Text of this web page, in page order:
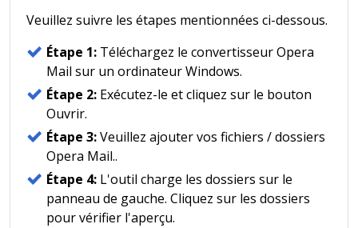
Veuillez suivre les étapes mentionnées ci-dessous.
Étape 1: Téléchargez le convertisseur Opera
Mail sur un ordinateur Windows.
Étape 2: Exécutez-le et cliquez sur le bouton
Ouvrir.
Étape 3:Veuillez ajouter vos fichiers / dossiers
Opera Mail..
Étape 4: L'outil charge les dossiers sur le
panneau de gauche. Cliquez sur les dossiers
pour vérifier l'aperçu.